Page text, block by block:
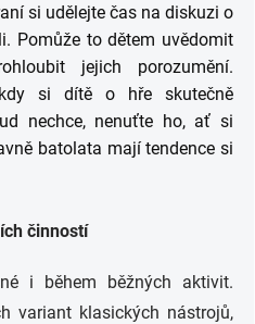
si udělejte čas na diskuzi o
Pomůže to dětem uvědomit
jejich porozumění.
si dítě o hře skutečně
nechce, nenuťte ho, ať si
batolata mají tendence si
činností
i během běžných aktivit.
variant klasických nástrojů,